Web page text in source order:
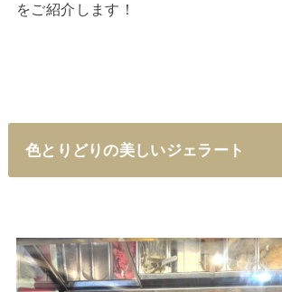
をご紹介します！
色とりどりの美しいジェラート